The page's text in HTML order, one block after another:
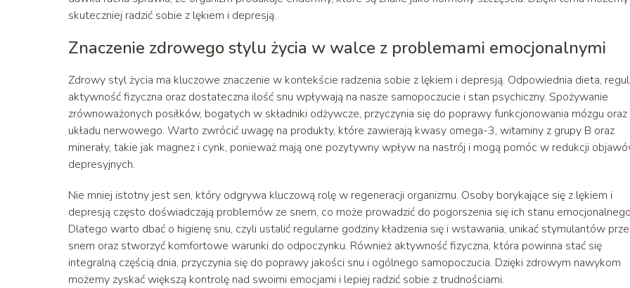
skuteczniej radzić sobie z lękiem i depresją.
Znaczenie zdrowego stylu życia w walce z problemami emocjonalnymi
Zdrowy styl życia ma kluczowe znaczenie w kontekście radzenia sobie z lękiem i depresją. Odpowiednia dieta,
aktywność fizyczna oraz dostateczna ilość snu wpływają na nasze samopoczucie i stan psychiczny. Spożywanie
zrównoważonych posiłków, bogatych w składniki odżywcze, przyczynia się do poprawy funkcjonowania mózgu oraz
układu nerwowego. Warto zwrócić uwagę na produkty, które zawierają kwasy omega-3, witaminy z grupy B oraz
minerały, takie jak magnez i cynk, ponieważ mają one pozytywny wpływ na nastrój i mogą pomóc w redukcji
depresyjnych.
Nie mniej istotny jest sen, który odgrywa kluczową rolę w regeneracji organizmu. Osoby borykające się z lękiem i
depresją często doświadczają problemów ze snem, co może prowadzić do pogorszenia się ich stanu
Dlatego warto dbać o higienę snu, czyli ustalić regularne godziny kładzenia się i wstawania, unikać stymulantów
snem oraz stworzyć komfortowe warunki do odpoczynku. Również aktywność fizyczna, która powinna stać się
integralną częścią dnia, przyczynia się do poprawy jakości snu i ogólnego samopoczucia. Dzięki zdrowym nawykom
możemy zyskać większą kontrolę nad swoimi emocjami i lepiej radzić sobie z trudnościami.